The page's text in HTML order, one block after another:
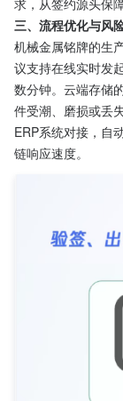
求，从签约源头保
三、流程优化与风
机械金属铭牌的生
议支持在线实时发
数分钟。云端存储
件受潮、磨损或丢
ERP系统对接，自
链响应速度。